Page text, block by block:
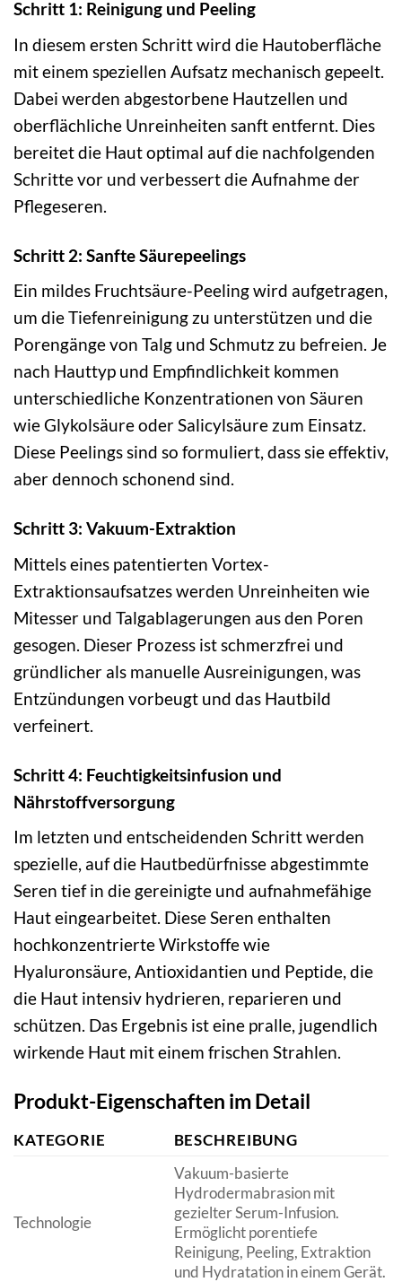
Schritt 1: Reinigung und Peeling
In diesem ersten Schritt wird die Hautoberfläche
mit einem speziellen Aufsatz mechanisch gepeelt.
Dabei werden abgestorbene Hautzellen und
oberflächliche Unreinheiten sanft entfernt. Dies
bereitet die Haut optimal auf die nachfolgenden
Schritte vor und verbessert die Aufnahme der
Pflegeseren.
Schritt 2: Sanfte Säurepeelings
Ein mildes Fruchtsäure-Peeling wird aufgetragen,
um die Tiefenreinigung zu unterstützen und die
Porengänge von Talg und Schmutz zu befreien. Je
nach Hauttyp und Empfindlichkeit kommen
unterschiedliche Konzentrationen von Säuren
wie Glykolsäure oder Salicylsäure zum Einsatz.
Diese Peelings sind so formuliert, dass sie effektiv,
aber dennoch schonend sind.
Schritt 3: Vakuum-Extraktion
Mittels eines patentierten Vortex-
Extraktionsaufsatzes werden Unreinheiten wie
Mitesser und Talgablagerungen aus den Poren
gesogen. Dieser Prozess ist schmerzfrei und
gründlicher als manuelle Ausreinigungen, was
Entzündungen vorbeugt und das Hautbild
verfeinert.
Schritt 4: Feuchtigkeitsinfusion und
Nährstoffversorgung
Im letzten und entscheidenden Schritt werden
spezielle, auf die Hautbedürfnisse abgestimmte
Seren tief in die gereinigte und aufnahmefähige
Haut eingearbeitet. Diese Seren enthalten
hochkonzentrierte Wirkstoffe wie
Hyaluronsäure, Antioxidantien und Peptide, die
die Haut intensiv hydrieren, reparieren und
schützen. Das Ergebnis ist eine pralle, jugendlich
wirkende Haut mit einem frischen Strahlen.
Produkt-Eigenschaften im Detail
KATEGORIE BESCHREIBUNG
Technologie
Vakuum-basierte
Hydrodermabrasion mit
gezielter Serum-Infusion.
Ermöglicht porentiefe
Reinigung, Peeling, Extraktion
und Hydratation in einem Gerät.